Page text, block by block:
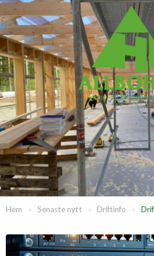
Hem » Senaste nytt » Driftinfo »